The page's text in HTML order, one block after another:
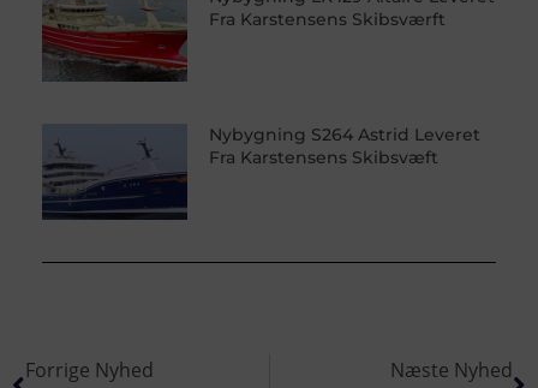
Fra Karstensens Skibsværft
Nybygning S264 Astrid Leveret
Fra Karstensens Skibsvæft
Forrige Nyhed
Næste Nyhed